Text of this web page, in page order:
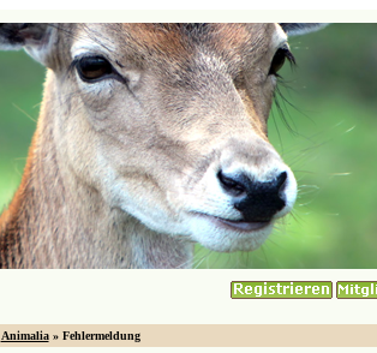
Animalia» Fehlermeldung